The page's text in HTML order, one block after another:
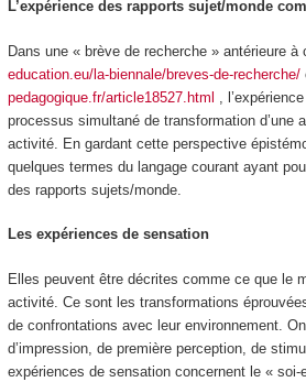
L’expérience des rapports sujet/monde
Dans une « brève de recherche » antérieure à
education.eu/la-biennale/breves-de-recherche/
pedagogique.fr/article18527.html ,
processus simultané de transformation d’une
activité. En gardant cette perspective
quelques termes du langage courant ayant
des rapports sujets/monde.
Les expériences de sensation
Elles peuvent être décrites comme ce que le
activité. Ce sont les transformations
de confrontations avec leur environnement.
d’impression, de première perception, de
expériences de sensation concernent le « soi-